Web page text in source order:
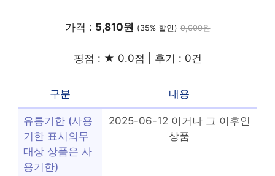
가격 : 5,810원 (35% 할인) 9,000원
평점 : ★ 0.0점 | 후기 : 0건
구분 내용
유통기한 (사용
기한 표시의무
대상 상품은 사
용기한)
2025-06-12 이거나 그 이후인
상품